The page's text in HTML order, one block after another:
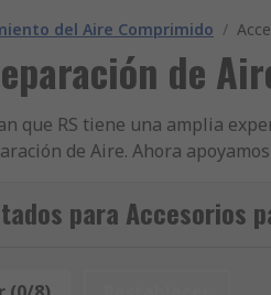
del Aire Comprimido /
de
que RS tiene una amplia
de Aire. Ahora
en la calidad de nuestros
cumple con los
todas las
para Accesorios